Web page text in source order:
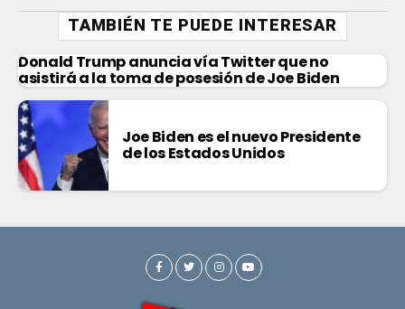
TAMBIÉN TE PUEDE INTERESAR
Donald Trump anuncia vía Twitter que no
asistirá a la toma de posesión de Joe Biden
Joe Biden es el nuevo Presidente
de los Estados Unidos